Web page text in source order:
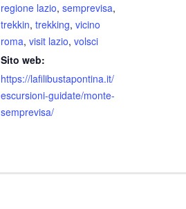
regione lazio, semprevisa,
trekkin, trekking, vicino
roma, visit lazio, volsci
Sito web:
https://lafilibustapontina.it/
escursioni-guidate/monte-
semprevisa/